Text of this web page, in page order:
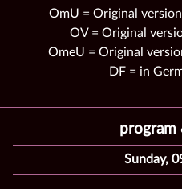
OmU = Original
OV = Original
OmeU = Original
DF = in
program
Sunday,